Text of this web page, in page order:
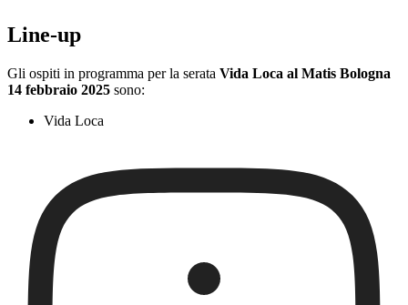
Line-up
Gli ospiti in programma per la serata Vida Loca al Matis Bologna
14 febbraio 2025 sono:
Vida Loca